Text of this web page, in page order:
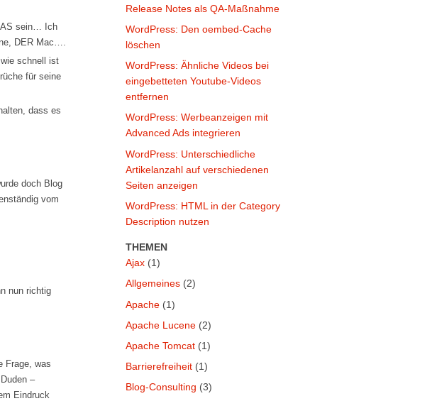
sein… Ich
DER Mac….
schnell ist
für seine
dass es
doch Blog
vom
nun richtig
Frage, was
–
Eindruck
Release Notes als QA-Maßnahme
WordPress: Den oembed-Cache
löschen
WordPress: Ähnliche Videos bei
eingebetteten Youtube-Videos
entfernen
WordPress: Werbeanzeigen mit
Advanced Ads integrieren
WordPress: Unterschiedliche
Artikelanzahl auf verschiedenen
Seiten anzeigen
WordPress: HTML in der Category
Description nutzen
THEMEN
Ajax (1)
Allgemeines (2)
Apache (1)
Apache Lucene (2)
Apache Tomcat (1)
Barrierefreiheit (1)
Blog-Consulting (3)